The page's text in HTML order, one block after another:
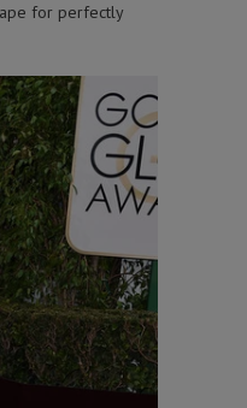
for perfectly